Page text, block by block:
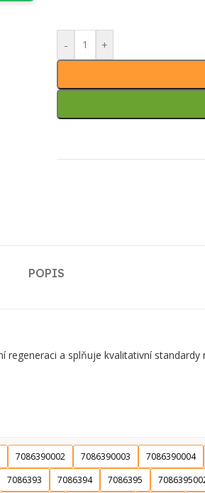
- +
POPIS
regeneraci a splňuje kvalitativní
7086390002 7086390003 7086390004
7086393 7086394 7086395